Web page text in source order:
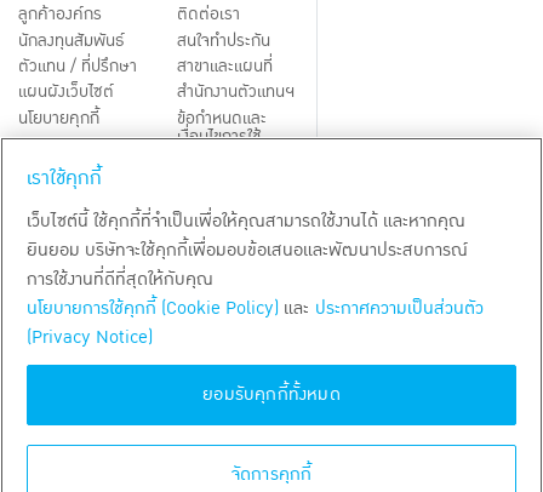
ลูกค้าองค์กร
นักลงทุนสัมพันธ์
ตัวแทน / ที่ปรึกษา
แผนผังเว็บไซต์
นโยบายคุกกี้
Third-Party Notices
ติดต่อเรา
สนใจทำประกัน
สาขาและแผนที่
สำนักงานตัวแทนฯ
ข้อกำหนดและ
เงื่อนไขการใช้
TH EN
สงวนลิขสิทธิ์ พ.ศ.2569
เราใช้คุกกี้
เว็บไซต์นี้ ใช้คุกกี้ที่จำเป็นเพื่อให้คุณสามารถใช้งานได้ และหากคุณ
ยินยอม บริษัทจะใช้คุกกี้เพื่อมอบข้อเสนอและพัฒนาประสบการณ์
การใช้งานที่ดีที่สุดให้กับคุณ
นโยบายการใช้คุกกี้ (Cookie Policy) และ ประกาศความเป็นส่วนตัว
(Privacy Notice)
จัดการคุกกี้
ยอมรับคุกกี้ทั้งหมด